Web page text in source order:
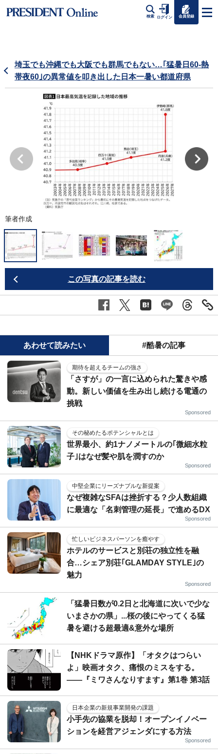
検索 ログイン 会員登録
埼玉でも沖縄でも大阪でも群馬でもない…｢猛暑日60-熱
帯夜60｣の異常値を叩き出した日本一暑い都道府県
筆者作成
この写真の記事を読む
あわせて読みたい #酷暑の記事
期待を超えるチームの強さ
「さすが」の一言に込められた驚きや感
動。新しい価値を生み出し続ける電通の
挑戦
Sponsored
その秘めたるポテンシャルとは
世界最小、約1ナノメートルの｢微細水粒
子｣はなぜ髪や肌を潤すのか
Sponsored
中堅企業にリーズナブルな新提案
なぜ複雑なSFAは挫折する？少人数組織
に最適な「名刺管理の延長」で進めるDX
Sponsored
忙しいビジネスパーソンを癒やす
ホテルのサービスと別荘の独立性を融
合…シェア別荘｢GLAMDAY STYLE｣の
魅力
Sponsored
「猛暑日数が0.2日と北海道に次いで少な
いまさかの県」...桜の後にやってくる猛
暑を避ける超最適&意外な場所
【NHKドラマ原作】「オタクはつらい
よ」映画オタク、痛恨のミスをする。
――『ミワさんなりすます』第1巻 第3話
日本企業の新規事業開発の課題
小手先の協業を脱却！オープンイノベー
ションを経営アジェンダにする方法
Sponsored